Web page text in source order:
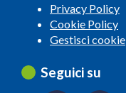
Privacy Policy
Cookie Policy
Gestisci cookie
Seguici su